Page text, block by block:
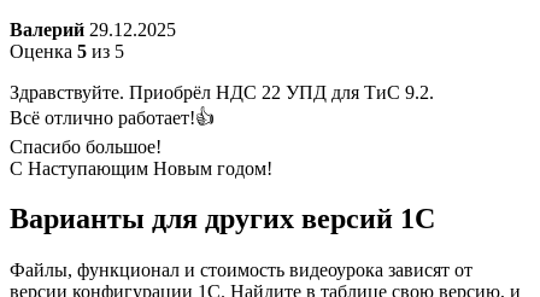
Валерий 29.12.2025
Оценка 5 из 5
Здравствуйте. Приобрёл НДС 22 УПД для ТиС 9.2.
Всё отлично работает!👍
Спасибо большое!
С Наступающим Новым годом!
Варианты для других версий 1С
Файлы, функционал и стоимость видеоурока зависят от
версии конфигурации 1С. Найдите в таблице свою версию, и